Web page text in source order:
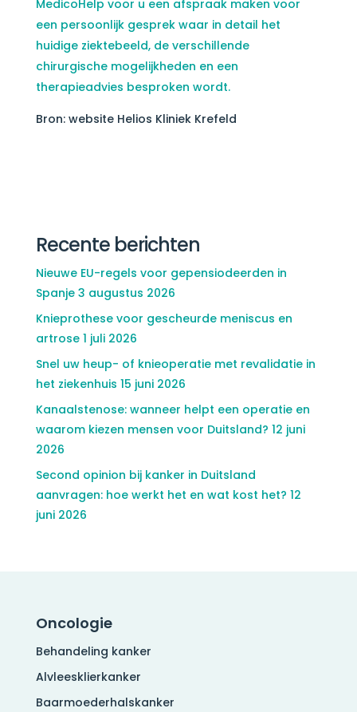
MedicoHelp voor u een afspraak maken voor
een persoonlijk gesprek waar in detail het
huidige ziektebeeld, de verschillende
chirurgische mogelijkheden en een
therapieadvies besproken wordt.
Bron: website Helios Kliniek Krefeld
Recente berichten
Nieuwe EU-regels voor gepensiodeerden in
Spanje 3 augustus 2026
Knieprothese voor gescheurde meniscus en
artrose 1 juli 2026
Snel uw heup- of knieoperatie met revalidatie in
het ziekenhuis 15 juni 2026
Kanaalstenose: wanneer helpt een operatie en
waarom kiezen mensen voor Duitsland? 12 juni
2026
Second opinion bij kanker in Duitsland
aanvragen: hoe werkt het en wat kost het? 12
juni 2026
Oncologie
Behandeling kanker
Alvleesklierkanker
Baarmoederhalskanker